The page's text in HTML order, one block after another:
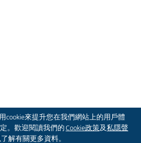
cookie來提升您在我們網站上的用戶體
。歡迎閱讀我們的Cookie政策及私隱聲
了解有關更多資料。